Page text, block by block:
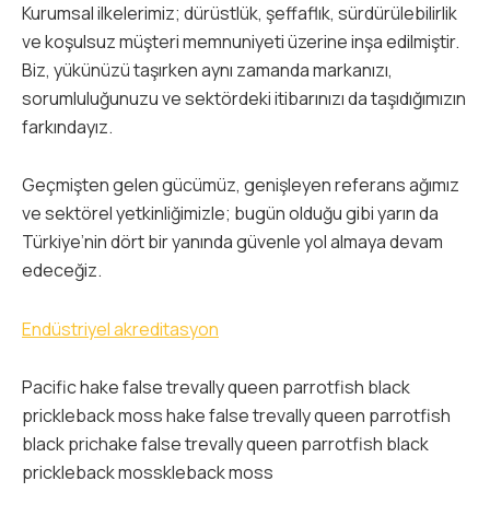
Kurumsal ilkelerimiz; dürüstlük, şeffaflık, sürdürülebilirlik
ve koşulsuz müşteri memnuniyeti üzerine inşa edilmiştir.
Biz, yükünüzü taşırken aynı zamanda markanızı,
sorumluluğunuzu ve sektördeki itibarınızı da taşıdığımızın
farkındayız.
Geçmişten gelen gücümüz, genişleyen referans ağımız
ve sektörel yetkinliğimizle; bugün olduğu gibi yarın da
Türkiye’nin dört bir yanında güvenle yol almaya devam
edeceğiz.
Endüstriyel akreditasyon
Pacific hake false trevally queen parrotfish black
prickleback moss hake false trevally queen parrotfish
black prichake false trevally queen parrotfish black
prickleback mosskleback moss